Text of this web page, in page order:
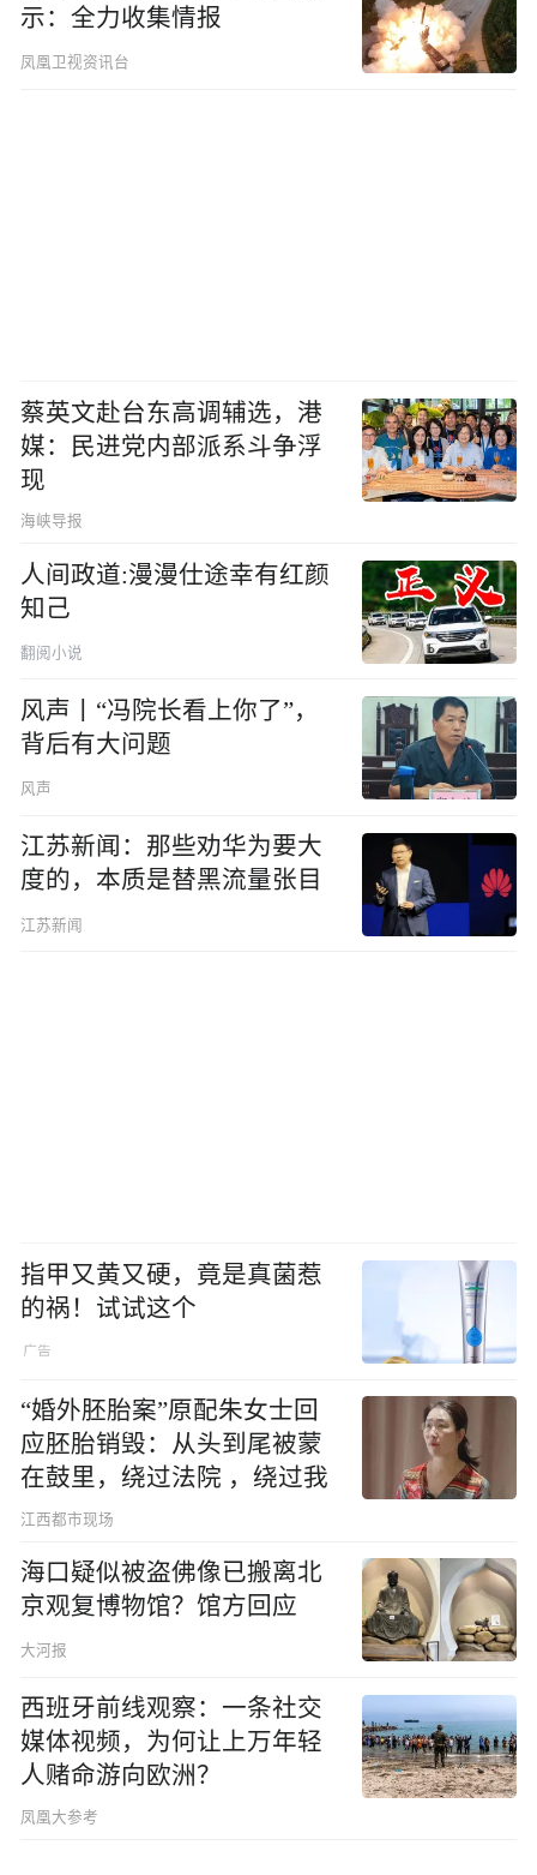
示：全力收集情报
凤凰卫视资讯台
蔡英文赴台东高调辅选，港
媒：民进党内部派系斗争浮
现
海峡导报
人间政道:漫漫仕途幸有红颜
知己
翻阅小说
风声丨“冯院长看上你了”，
背后有大问题
风声
江苏新闻：那些劝华为要大
度的，本质是替黑流量张目
江苏新闻
指甲又黄又硬，竟是真菌惹
的祸！试试这个
“婚外胚胎案”原配朱女士回
应胚胎销毁：从头到尾被蒙
在鼓里，绕过法院 ，绕过我
江西都市现场
海口疑似被盗佛像已搬离北
京观复博物馆？馆方回应
大河报
西班牙前线观察：一条社交
媒体视频，为何让上万年轻
人赌命游向欧洲？
凤凰大参考